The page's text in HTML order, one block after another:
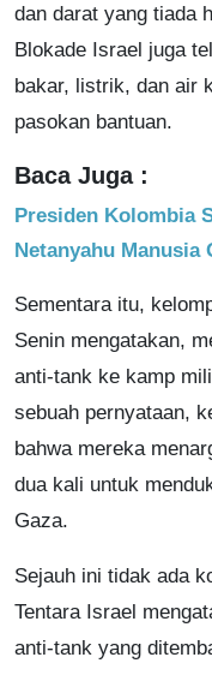
dan darat yang tiada
Blokade Israel juga
bakar, listrik, dan air
pasokan bantuan.
Baca Juga :
Presiden Kolombia
Netanyahu Manusia
Sementara itu,
Senin mengatakan,
anti-tank ke kamp
sebuah pernyataan,
bahwa mereka
dua kali untuk
Gaza.
Sejauh ini tidak ada
Tentara Israel
anti-tank yang